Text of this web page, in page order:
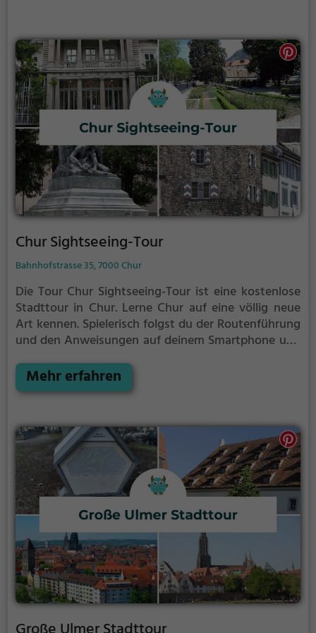
Chur Sightseeing-Tour
Bahnhofstrasse 35, 7000 Chur
Die Tour Chur Sightseeing-Tour ist eine kostenlose
Stadttour in Chur. Lerne Chur auf eine völlig neue
Art kennen. Spielerisch folgst du der Routenführung
und den Anweisungen auf deinem Smartphone und
Mehr erfahren